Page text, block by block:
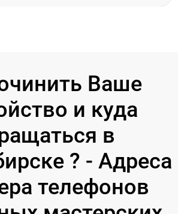
Ваше
и куда
в
? - Адреса
телефонов